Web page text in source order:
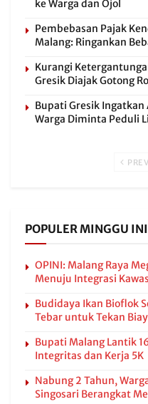
ke Warga dan Ojol
Pembebasan Pajak
Malang: Ringankan
Kurangi
Gresik Diajak Gotong
Bupati Gresik
Warga Diminta Peduli
PREV
POPULER MINGGU INI
OPINI: Malang Raya
Menuju Integrasi
Budidaya Ikan Bioflok
Tebar untuk Tekan
Bupati Malang Lantik
Integritas dan Kerja 5K
Nabung 2 Tahun,
Singosari Berangkat